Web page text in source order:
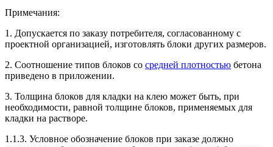
Примечания:
1. Допускается по заказу потребителя, согласованному с
проектной организацией, изготовлять блоки других размеров.
2. Соотношение типов блоков со средней плотностью бетона
приведено в приложении.
3. Толщина блоков для кладки на клею может быть, при
необходимости, равной толщине блоков, применяемых для
кладки на растворе.
1.1.3. Условное обозначение блоков при заказе должно